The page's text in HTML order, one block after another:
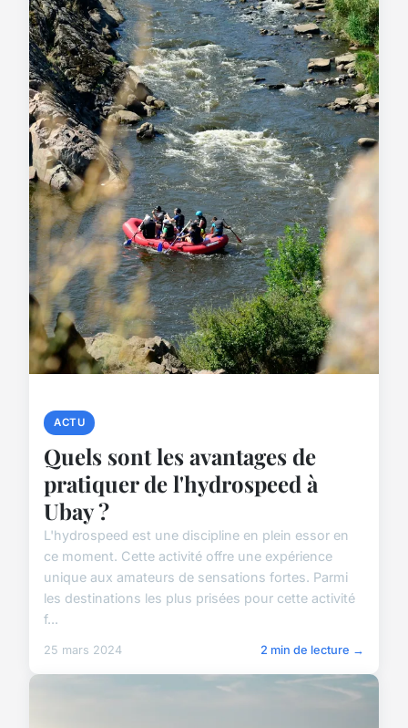
ACTU
Quels sont les avantages de
pratiquer de l'hydrospeed à
Ubay ?
L'hydrospeed est une discipline en plein essor en
ce moment. Cette activité offre une expérience
unique aux amateurs de sensations fortes. Parmi
les destinations les plus prisées pour cette activité
f...
25 mars 2024 2 min de lecture →